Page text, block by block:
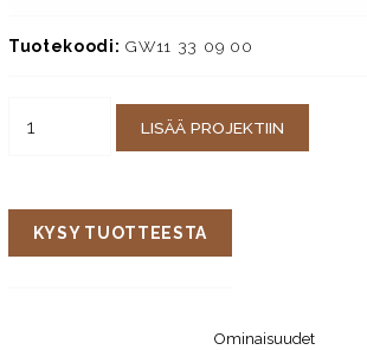
Tuotekoodi: GW11 33 09 00
LISÄÄ PROJEKTIIN
KYSY TUOTTEESTA
Ominaisuudet